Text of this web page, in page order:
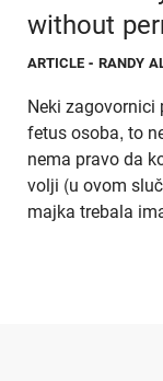
without
ARTICLE - RANDY
Neki zagovornici
fetus osoba, to
nema pravo da
volji (u ovom
majka trebala